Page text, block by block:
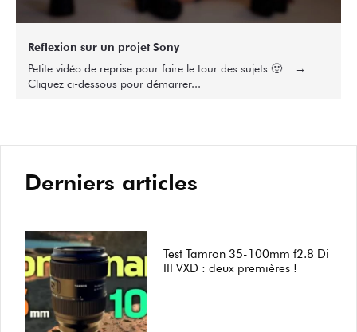
Reflexion sur un projet Sony
Petite vidéo de reprise pour faire le tour des sujets 🙂 →
Cliquez ci-dessous pour démarrer...
Derniers articles
Test Tamron 35-100mm f2.8 Di
III VXD : deux premières !